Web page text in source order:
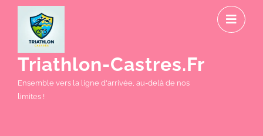
Triathlon-Castres.fr
Ensemble vers la ligne d'arrivée, au-delà de nos
limites !